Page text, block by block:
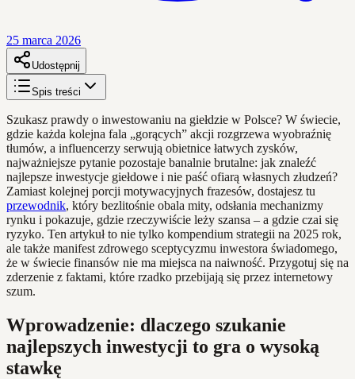
25 marca 2026
Udostępnij
Spis treści
Szukasz prawdy o inwestowaniu na giełdzie w Polsce? W świecie,
gdzie każda kolejna fala „gorących” akcji rozgrzewa wyobraźnię
tłumów, a influencerzy serwują obietnice łatwych zysków,
najważniejsze pytanie pozostaje banalnie brutalne: jak znaleźć
najlepsze inwestycje giełdowe i nie paść ofiarą własnych złudzeń?
Zamiast kolejnej porcji motywacyjnych frazesów, dostajesz tu
przewodnik, który bezlitośnie obala mity, odsłania mechanizmy
rynku i pokazuje, gdzie rzeczywiście leży szansa – a gdzie czai się
ryzyko. Ten artykuł to nie tylko kompendium strategii na 2025 rok,
ale także manifest zdrowego sceptycyzmu inwestora świadomego,
że w świecie finansów nie ma miejsca na naiwność. Przygotuj się na
zderzenie z faktami, które rzadko przebijają się przez internetowy
szum.
Wprowadzenie: dlaczego szukanie
najlepszych inwestycji to gra o wysoką
stawkę